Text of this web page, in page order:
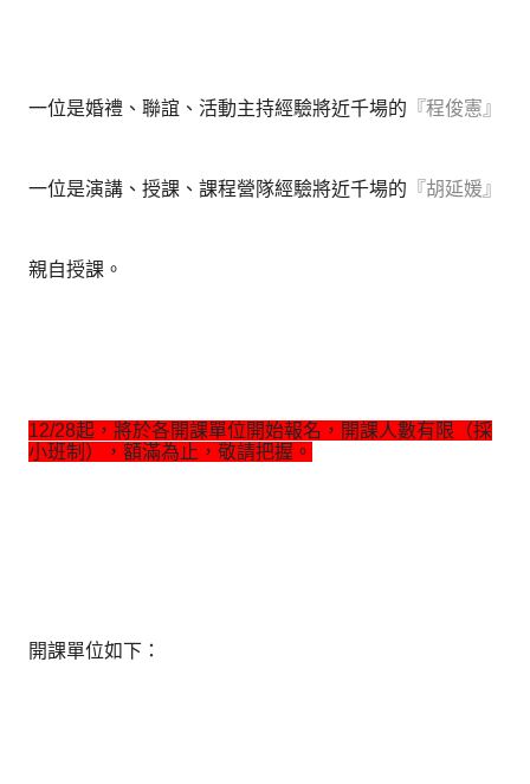
一位是婚禮、聯誼、活動主持經驗將近千場的 『程俊憲』
一位是演講、授課、課程營隊經驗將近千場的 『胡延媛』
親自授課。
12/28起，將於各開課單位開始報名，開課人數有限（採
小班制），額滿為止，敬請把握。
開課單位如下：